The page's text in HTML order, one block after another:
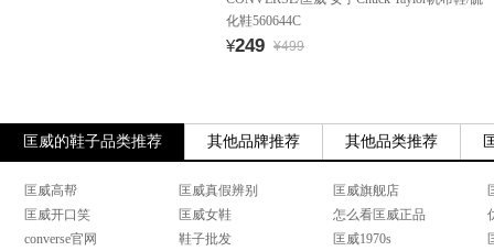
化鞋560644C
¥249 ¥499
匡威的鞋子品类推荐 其他品牌推荐 其他品类推荐
匡威高帮 匡威真假辨别 匡威旗舰店
匡威开口笑
匡威女鞋 怎么看匡威正品
converse官网
鞋子批发 匡威1970s